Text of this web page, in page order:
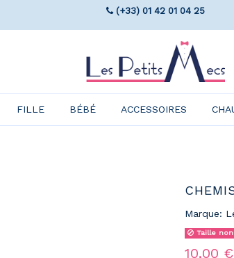
(+33) 01 42 01 04 25
FILLE BÉBÉ ACCESSOIRES
Marque:
Taille
10,00 €